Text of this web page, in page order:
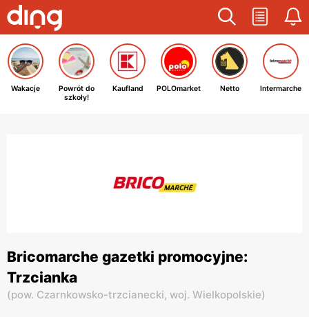
Wakacje
Powrót do
szkoły!
Kaufland POLOmarket Netto Intermarche
Bricomarche gazetki promocyjne:
Trzcianka
(pow. Czarnkowsko-trzcianecki, woj. Wielkopolskie)